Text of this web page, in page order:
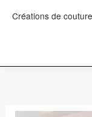
Créations de